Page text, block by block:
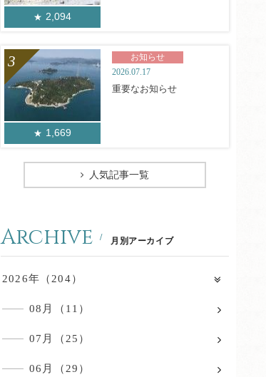
2,094
1,669
お知らせ
2026.07.17
重要なお知らせ
人気記事一覧
Archive 月別アーカイブ
2026年（204）
08月（11）
07月（25）
06月（29）